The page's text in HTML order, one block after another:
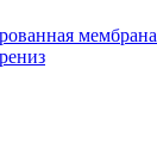
мембрана